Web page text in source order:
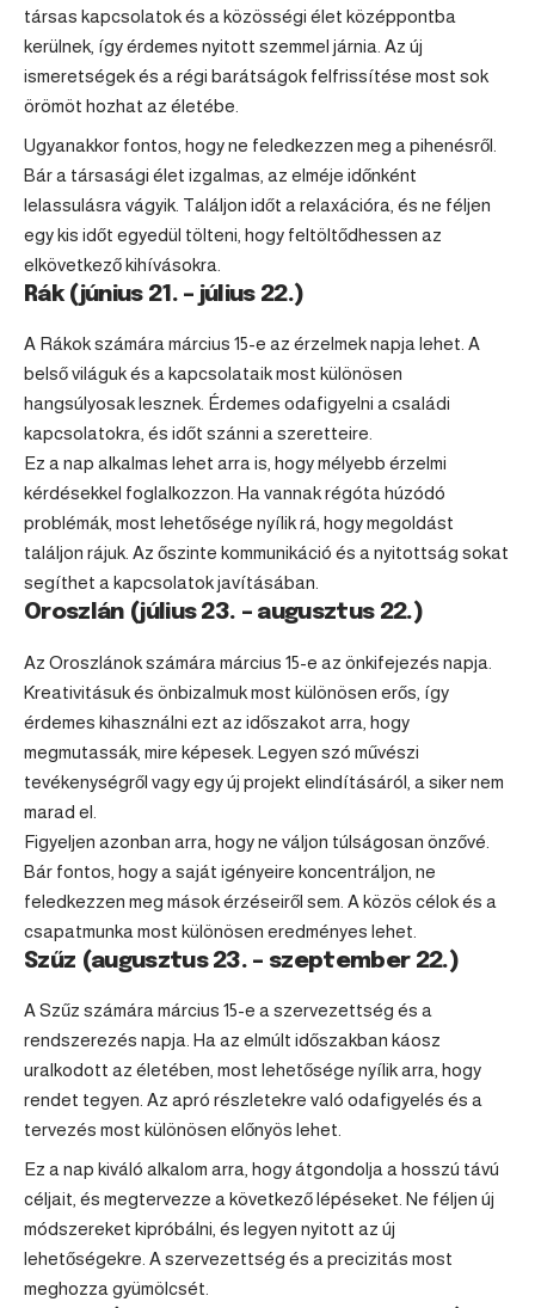
társas kapcsolatok és a közösségi élet középpontba
kerülnek, így érdemes nyitott szemmel járnia. Az új
ismeretségek és a régi barátságok felfrissítése most sok
örömöt hozhat az életébe.
Ugyanakkor fontos, hogy ne feledkezzen meg a pihenésről.
Bár a társasági élet izgalmas, az elméje időnként
lelassulásra vágyik. Találjon időt a relaxációra, és ne féljen
egy kis időt egyedül tölteni, hogy feltöltődhessen az
elkövetkező kihívásokra.
Rák (június 21. – július 22.)
A Rákok számára március 15-e az érzelmek napja lehet. A
belső világuk és a kapcsolataik most különösen
hangsúlyosak lesznek. Érdemes odafigyelni a családi
kapcsolatokra, és időt szánni a szeretteire.
Ez a nap alkalmas lehet arra is, hogy mélyebb érzelmi
kérdésekkel foglalkozzon. Ha vannak régóta húzódó
problémák, most lehetősége nyílik rá, hogy megoldást
találjon rájuk. Az őszinte kommunikáció és a nyitottság sokat
segíthet a kapcsolatok javításában.
Oroszlán (július 23. – augusztus 22.)
Az Oroszlánok számára március 15-e az önkifejezés napja.
Kreativitásuk és önbizalmuk most különösen erős, így
érdemes kihasználni ezt az időszakot arra, hogy
megmutassák, mire képesek. Legyen szó művészi
tevékenységről vagy egy új projekt elindításáról, a siker nem
marad el.
Figyeljen azonban arra, hogy ne váljon túlságosan önzővé.
Bár fontos, hogy a saját igényeire koncentráljon, ne
feledkezzen meg mások érzéseiről sem. A közös célok és a
csapatmunka most különösen eredményes lehet.
Szűz (augusztus 23. – szeptember 22.)
A Szűz számára március 15-e a szervezettség és a
rendszerezés napja. Ha az elmúlt időszakban káosz
uralkodott az életében, most lehetősége nyílik arra, hogy
rendet tegyen. Az apró részletekre való odafigyelés és a
tervezés most különösen előnyös lehet.
Ez a nap kiváló alkalom arra, hogy átgondolja a hosszú távú
céljait, és megtervezze a következő lépéseket. Ne féljen új
módszereket kipróbálni, és legyen nyitott az új
lehetőségekre. A szervezettség és a precizitás most
meghozza gyümölcsét.